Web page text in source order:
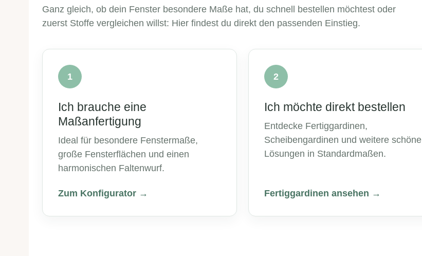
Ganz gleich, ob dein Fenster besondere Maße hat, du schnell bestellen möchtest oder
zuerst Stoffe vergleichen willst: Hier findest du direkt den passenden Einstieg.
1
Ich brauche eine
Maßanfertigung
Ideal für besondere Fenstermaße,
große Fensterflächen und einen
harmonischen Faltenwurf.
Zum Konfigurator →
2
Ich möchte direkt bestellen
Entdecke Fertiggardinen,
Scheibengardinen und weitere schöne
Lösungen in Standardmaßen.
Fertiggardinen ansehen →